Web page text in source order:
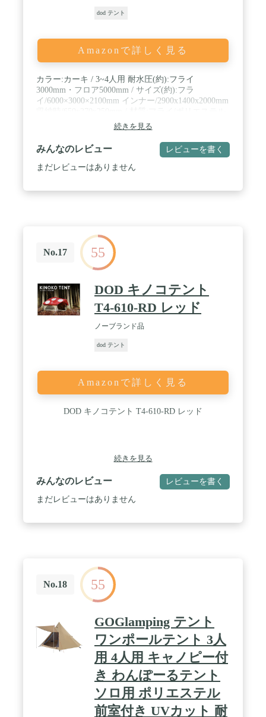
dod テント
Amazonで詳しく見る
カラー:カーキ / 3~4人用 耐水圧(約):フライ
3000mm・フロア5000mm / サイズ(約):フラ
イ/6000×3000×2100mm インナー/2900x1400x2000mm
インナー/ナイロン・ポリエステルメッシュ フロア/
ポリエステル ポール/アルミ合金 / セット内容:フラ
イシート×1・インナーシート×2・メインポール×2・
サブポール×2 / インナーテント取外可・前後ロール
アップ可・全面フルクローズ可 / 組立式・UV加工・
続きを見る
みんなのレビュー レビューを書く
まだレビューはありません
No.17 55
DOD キノコテント
T4-610-RD レッド
ノーブランド品
dod テント
Amazonで詳しく見る
DOD キノコテント T4-610-RD レッド
続きを見る
みんなのレビュー レビューを書く
まだレビューはありません
No.18 55
GOGlamping テント
ワンポールテント 3人
用 4人用 キャノピー付
き わんぽーるテント
ソロ用 ポリエステル
前室付き UVカット 耐